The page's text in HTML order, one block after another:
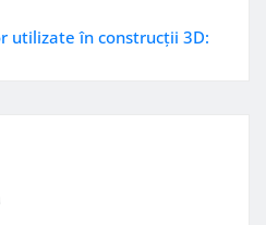
utilizate în construcții 3D: